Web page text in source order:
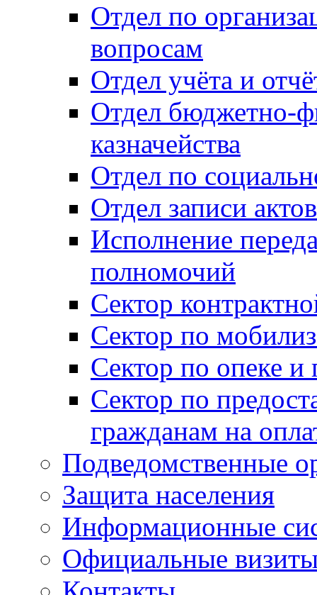
Отдел по
вопросам
Отдел учёта и
Отдел бюджетно-
казначейства
Отдел по
Отдел записи
Исполнение
полномочий
Сектор
Сектор по
Сектор по опеке и
Сектор по
гражданам на
Подведомственные
Защита населения
Информационные
Официальные